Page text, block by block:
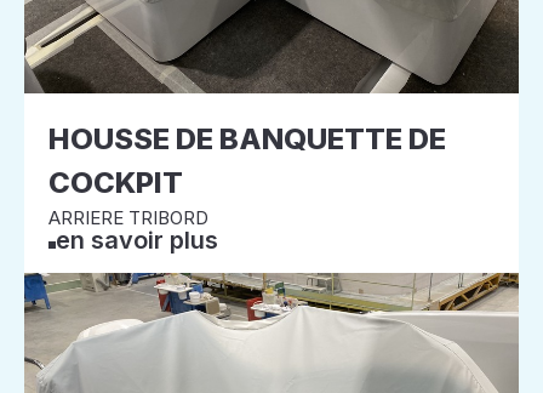
HOUSSE DE BANQUETTE DE
COCKPIT
ARRIERE TRIBORD
en savoir plus